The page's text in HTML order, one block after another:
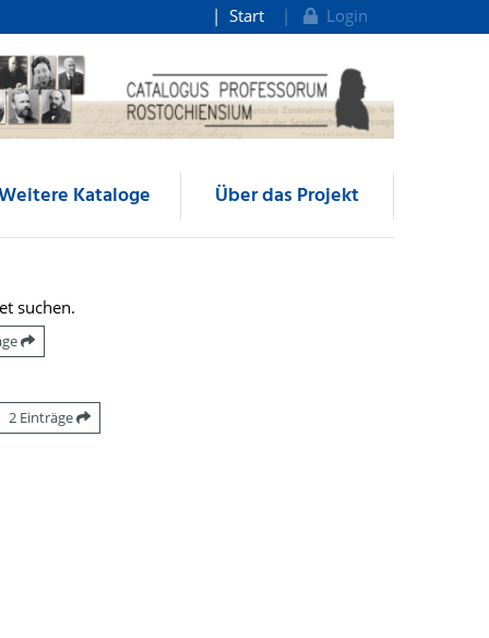
Start Login
Kataloge Über das Projekt
suchen.
2 Einträge